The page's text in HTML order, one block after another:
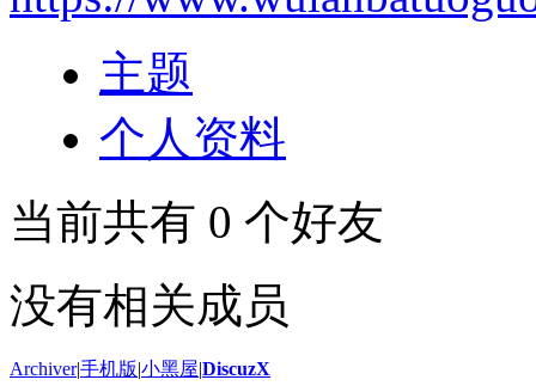
主题
个人资料
当前共有 0 个好友
没有相关成员
Archiver|手机版|小黑屋|DiscuzX